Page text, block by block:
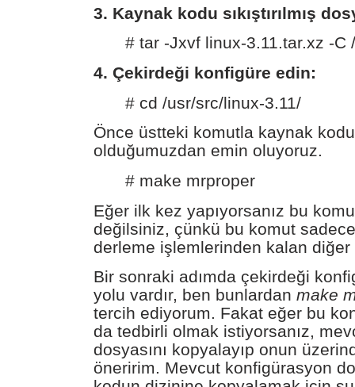
3. Kaynak kodu sıkıştırılmış
# tar -Jxvf linux-3.11.tar.xz -C
4. Çekirdeği konfigüre edin:
# cd /usr/src/linux-3.11/
Önce üstteki komutla kaynak
olduğumuzdan emin oluyoruz.
# make mrproper
Eğer ilk kez yapıyorsanız bu
değilsiniz, çünkü bu komut
derleme işlemlerinden kalan diğer
Bir sonraki adımda çekirdeği
yolu vardır, ben bunlardan make
tercih ediyorum. Fakat eğer bu
da tedbirli olmak istiyorsanız,
dosyasını kopyalayıp onun
öneririm. Mevcut konfigürasyon